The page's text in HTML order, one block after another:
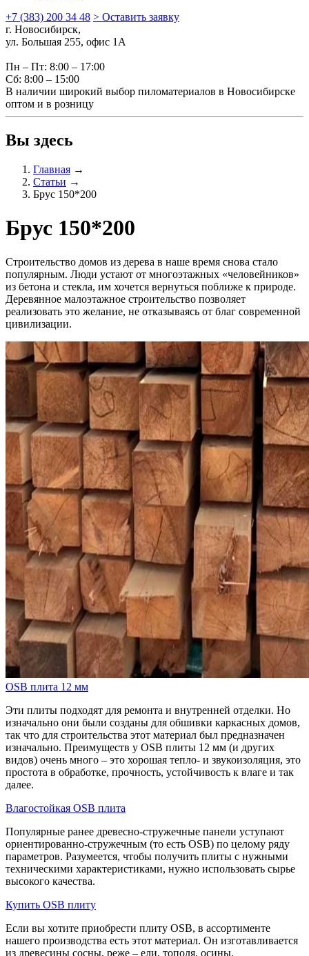
+7 (383) 200 34 48 > Оставить заявку
г. Новосибирск,
ул. Большая 255, офис 1А
Пн – Пт: 8:00 – 17:00
Сб: 8:00 – 15:00
В наличии широкий выбор пиломатериалов в Новосибирске
оптом и в розницу
Вы здесь
Главная →
Статьи →
Брус 150*200
Брус 150*200
Строительство домов из дерева в наше время снова стало
популярным. Люди устают от многоэтажных «человейников»
из бетона и стекла, им хочется вернуться поближе к природе.
Деревянное малоэтажное строительство позволяет
реализовать это желание, не отказываясь от благ современной
цивилизации.
OSB плита 12 мм
Эти плиты подходят для ремонта и внутренней отделки. Но
изначально они были созданы для обшивки каркасных домов,
так что для строительства этот материал был предназначен
изначально. Преимуществ у OSB плиты 12 мм (и других
видов) очень много – это хорошая тепло- и звукоизоляция, это
простота в обработке, прочность, устойчивость к влаге и так
далее.
Влагостойкая OSB плита
Популярные ранее древесно-стружечные панели уступают
ориентированно-стружечным (то есть OSB) по целому ряду
параметров. Разумеется, чтобы получить плиты с нужными
техническими характеристиками, нужно использовать сырье
высокого качества.
Купить OSB плиту
Если вы хотите приобрести плиту OSB, в ассортименте
нашего производства есть этот материал. Он изготавливается
из древесины сосны, реже – ели, тополя, осины.